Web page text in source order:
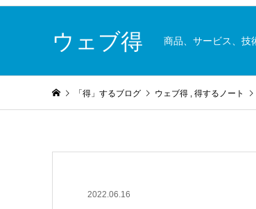
ウェブ得 商品、サービス、技
「得」するブログ ウェブ得 得するノート
2022.06.16